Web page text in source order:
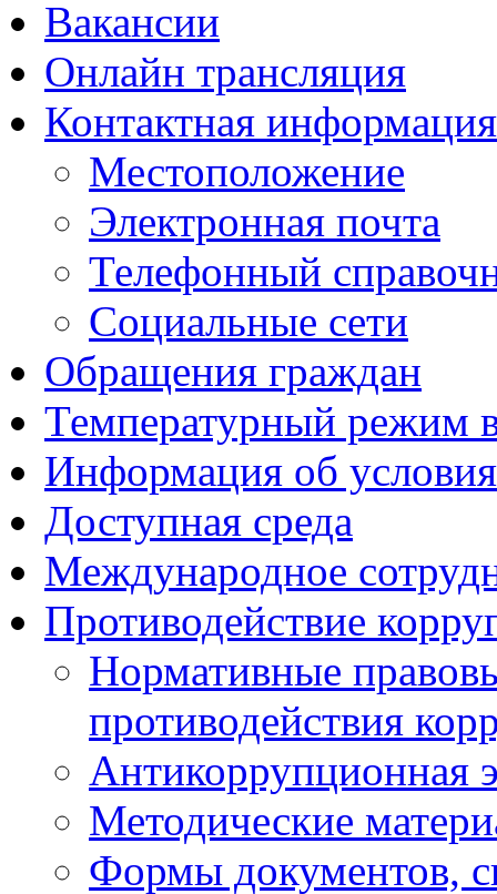
Вакансии
Онлайн трансляция
Контактная информация
Местоположение
Электронная почта
Телефонный
Социальные сети
Обращения граждан
Температурный режим
Информация об
Доступная среда
Международное
Противодействие
Нормативные
противодействия
Антикоррупционная
Методические
Формы документов,